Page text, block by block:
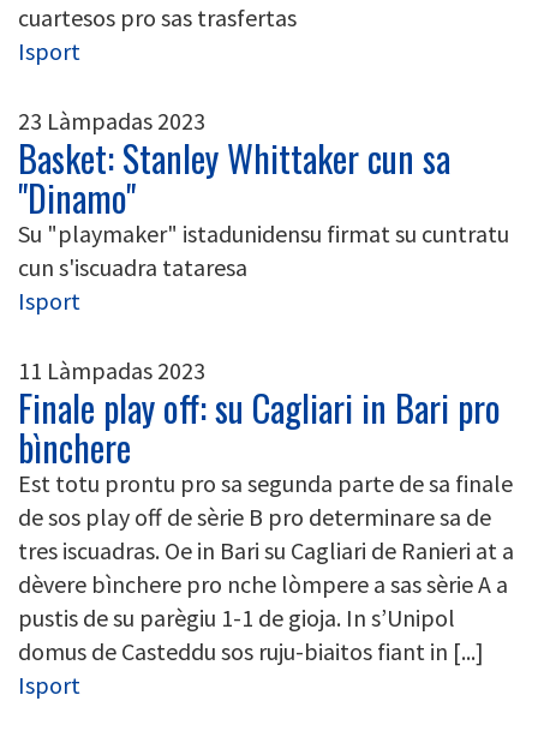
cuartesos pro sas trasfertas
Isport
23 Làmpadas 2023
Basket: Stanley Whittaker cun sa
"Dinamo"
Su "playmaker" istadunidensu firmat su cuntratu
cun s'iscuadra tataresa
Isport
11 Làmpadas 2023
Finale play off: su Cagliari in Bari pro
bìnchere
Est totu prontu pro sa segunda parte de sa finale
de sos play off de sèrie B pro determinare sa de
tres iscuadras. Oe in Bari su Cagliari de Ranieri at a
dèvere bìnchere pro nche lòmpere a sas sèrie A a
pustis de su parègiu 1-1 de gioja. In s’Unipol
domus de Casteddu sos ruju-biaitos fiant in [...]
Isport